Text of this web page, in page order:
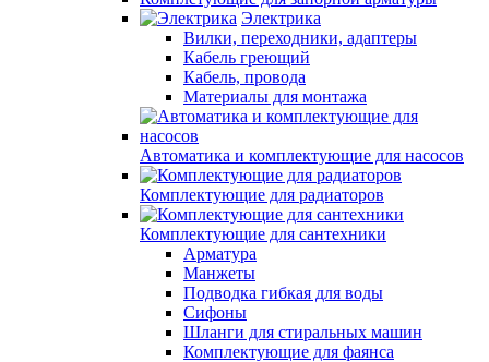
Электрика
Вилки, переходники, адаптеры
Кабель греющий
Кабель, провода
Материалы для монтажа
Автоматика и комплектующие для насосов
Комплектующие для радиаторов
Комплектующие для сантехники
Арматура
Манжеты
Подводка гибкая для воды
Сифоны
Шланги для стиральных машин
Комплектующие для фаянса